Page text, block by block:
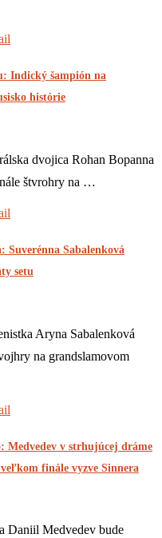
Indický šampión na
histórie
dvojica Rohan Bopanna
štvrohry na …
Suverénna Sabalenková
setu
Aryna Sabalenková
na grandslamovom
Medvedev v strhujúcej dráme
finále vyzve Sinnera
Daniil Medvedev bude